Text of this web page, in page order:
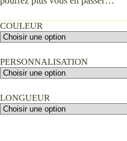
COULEUR
PERSONNALISATION
LONGUEUR